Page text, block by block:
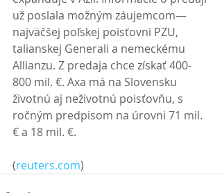
už poslala možným záujemcom—
najväčšej poľskej poisťovni PZU,
talianskej Generali a nemeckému
Allianzu. Z predaja chce získať 400-
800 mil. €. Axa má na Slovensku
životnú aj neživotnú poisťovňu, s
ročným predpisom na úrovni 71 mil.
€ a 18 mil. €.
(reuters.com)